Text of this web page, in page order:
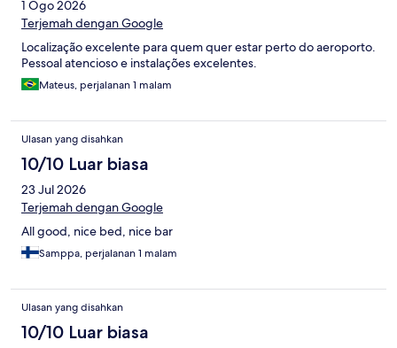
1 Ogo 2026
Terjemah dengan Google
Localização excelente para quem quer estar perto do aeroporto.
Pessoal atencioso e instalações excelentes.
Mateus, perjalanan 1 malam
Ulasan yang disahkan
10/10 Luar biasa
23 Jul 2026
Terjemah dengan Google
All good, nice bed, nice bar
Samppa, perjalanan 1 malam
Ulasan yang disahkan
10/10 Luar biasa